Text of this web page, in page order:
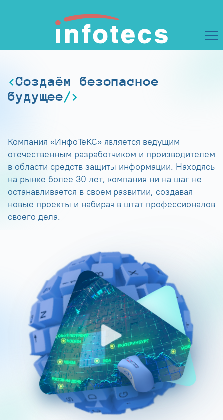
Создаём безопасное
будущее
Компания «ИнфоТеКС» является ведущим
отечественным разработчиком и производителем
в области средств защиты информации. Находясь
на рынке более 30 лет, компания ни на шаг не
останавливается в своем развитии, создавая
новые проекты и набирая в штат профессионалов
своего дела.